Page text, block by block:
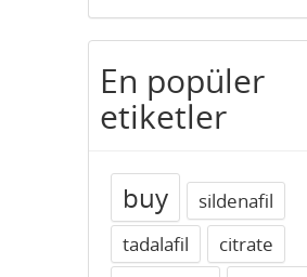
En popüler
etiketler
buy
sildenafil
tadalafil
citrate